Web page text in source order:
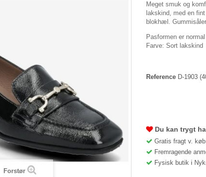
Forstør
Meget smuk og
lakskind, med en
blokhæl.
Pasformen er
Farve: Sort lakskind
Reference D-1903
Du kan trygt
Gratis fragt v.
Fremragende
Fysisk butik i